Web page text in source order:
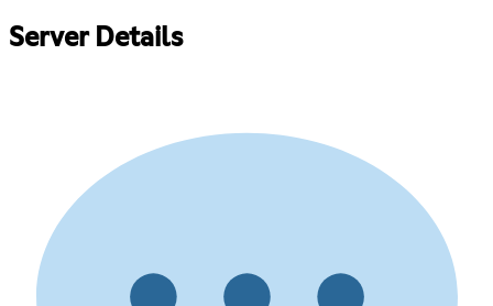
Server Details